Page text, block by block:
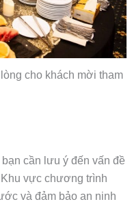
cho khách mời tham
cần lưu ý đến vấn đề
vực chương trình
và đảm bảo an ninh